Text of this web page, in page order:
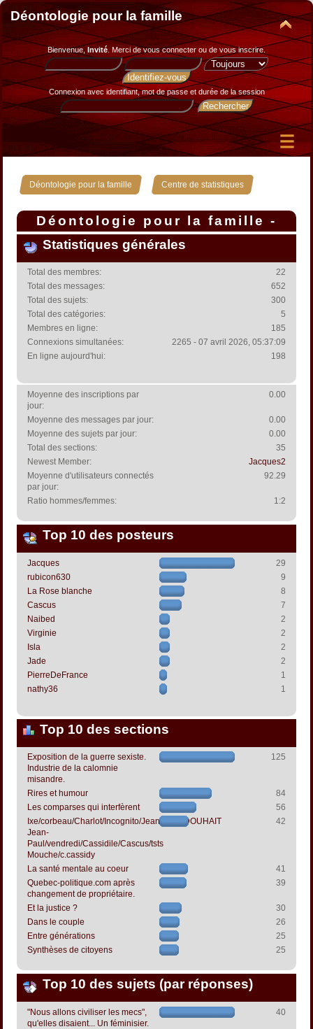
Déontologie pour la famille
Bienvenue, Invité. Merci devous connecter ou de vous inscrire.
Connexion avec identifiant, mot de passe et durée de la session
Déontologie pour la famille » Centre de statistiques
Déontologie pour la famille -
Centre de statistiques
Statistiques générales
Total des membres:
22
Total des messages:
652
Total des sujets:
300
Total des catégories:
5
Membres en ligne:
185
Connexions simultanées:
2265 - 07 avril 2026, 05:37:09
En ligne aujourd'hui:
198
Moyenne des inscriptions par
jour:
0.00
Moyenne des messages par jour:
0.00
Moyenne des sujets par jour:
0.00
Total des sections:
35
Newest Member:
Jacques2
Moyenne d'utilisateurs connectés
par jour:
92.29
Ratio hommes/femmes: 1:2
Top 10 des posteurs
Jacques
29
rubicon630
9
La Rose blanche
8
Cascus
7
Naibed
2
Virginie
2
Isla
2
Jade
2
PierreDeFrance
1
nathy36
1
Top 10 des sections
Exposition de la guerre sexiste.
Industrie de la calomnie
misandre.
125
Rires et humour
84
Les comparses qui interfèrent
56
Ixe/corbeau/Charlot/Incognito/Jeanpapol/DOUHAIT
Jean-
Paul/vendredi/Cassidile/Cascus/tsts
Mouche/c.cassidy
42
La santé mentale au coeur
41
Quebec-politique.com après
changement de propriétaire.
39
Et la justice ?
30
Dans le couple
26
Entre générations
25
Synthèses de citoyens
25
Top 10 des sujets (par réponses)
"Nous allons civiliser les mecs",
qu'elles disaient... Un féminisier.
40